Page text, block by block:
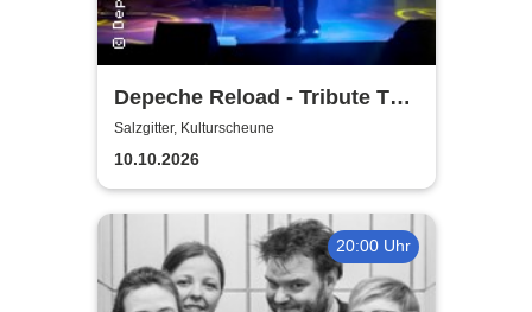
Depeche Reload - Tribute To
Depeche Mode
Salzgitter, Kulturscheune
10.10.2026
20:00 Uhr